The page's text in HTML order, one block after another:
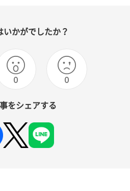
いかがでしたか？
0 0
をシェアする